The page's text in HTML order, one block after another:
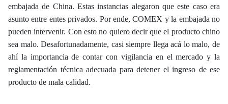
embajada de China. Estas instancias alegaron que este caso era
asunto entre entes privados. Por ende, COMEX y la embajada no
pueden intervenir. Con esto no quiero decir que el producto chino
sea malo. Desafortunadamente, casi siempre llega acá lo malo, de
ahí la importancia de contar con vigilancia en el mercado y la
reglamentación técnica adecuada para detener el ingreso de ese
producto de mala calidad.